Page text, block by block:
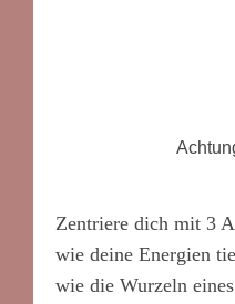
Zentriere dich mit 3
wie deine Energien
wie die Wurzeln